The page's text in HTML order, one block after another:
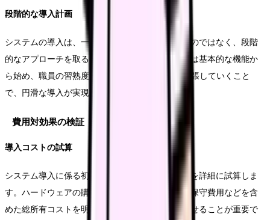
段階的な導入計画
システムの導入は、一度に全ての機能を展開するのではなく、段階
的なアプローチを取ることが推奨されます。まずは基本的な機能か
ら始め、職員の習熟度に応じて gradually機能を拡張していくこと
で、円滑な導入が実現できます。
費用対効果の検証
導入コストの試算
システム導入に係る初期費用やランニングコストを詳細に試算しま
す。ハードウェアの購入費用、システム利用料、保守費用などを含
めた総所有コストを明確にし、経営計画に反映させることが重要で